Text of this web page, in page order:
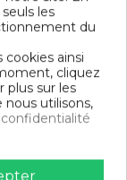
/cm²
les
du
ainsi
cliquez
plus sur les
nous utilisons,